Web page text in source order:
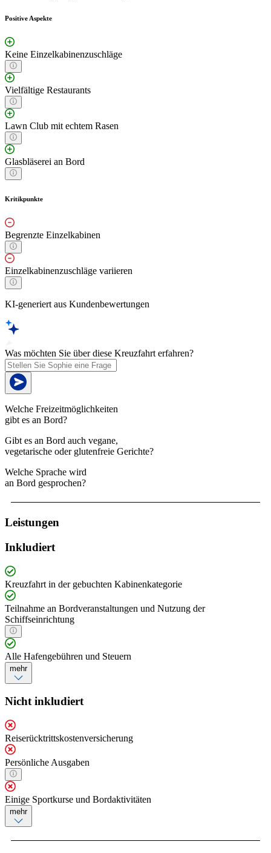
Positive Aspekte
Keine Einzelkabinenzuschläge
Vielfältige Restaurants
Lawn Club mit echtem Rasen
Glasbläserei an Bord
Kritikpunkte
Begrenzte Einzelkabinen
Einzelkabinenzuschläge variieren
KI-generiert aus Kundenbewertungen
Was möchten Sie über diese Kreuzfahrt erfahren?
Welche Freizeitmöglichkeiten
gibt es an Bord?
Gibt es an Bord auch vegane,
vegetarische oder glutenfreie Gerichte?
Welche Sprache wird
an Bord gesprochen?
Leistungen
Inkludiert
Kreuzfahrt in der gebuchten Kabinenkategorie
Teilnahme an Bordveranstaltungen und Nutzung der
Schiffseinrichtung
Alle Hafengebühren und Steuern
mehr
Nicht inkludiert
Reiserücktrittskostenversicherung
Persönliche Ausgaben
Einige Sportkurse und Bordaktivitäten
mehr